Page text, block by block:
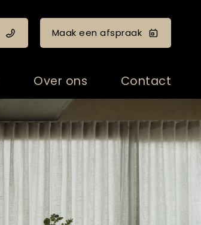
Maak een afspraak
Over ons Contact